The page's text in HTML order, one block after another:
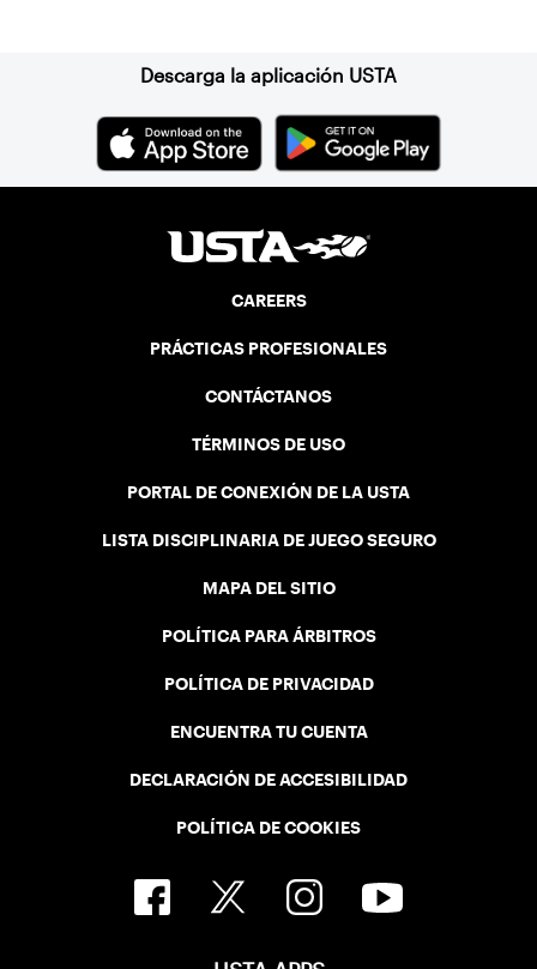
Descarga la aplicación USTA
CAREERS
PRÁCTICAS PROFESIONALES
CONTÁCTANOS
TÉRMINOS DE USO
PORTAL DE CONEXIÓN DE LA USTA
LISTA DISCIPLINARIA DE JUEGO SEGURO
MAPA DEL SITIO
POLÍTICA PARA ÁRBITROS
POLÍTICA DE PRIVACIDAD
ENCUENTRA TU CUENTA
DECLARACIÓN DE ACCESIBILIDAD
POLÍTICA DE COOKIES